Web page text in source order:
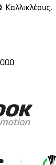
Καλλικλέους,